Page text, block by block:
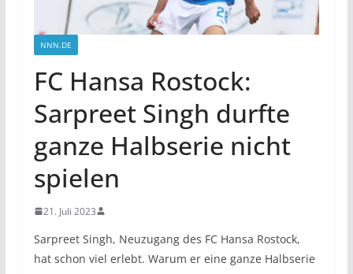
NNN.DE
FC Hansa Rostock:
Sarpreet Singh durfte
ganze Halbserie nicht
spielen
21. Juli 2023
Sarpreet Singh, Neuzugang des FC Hansa Rostock,
hat schon viel erlebt. Warum er eine ganze Halbserie